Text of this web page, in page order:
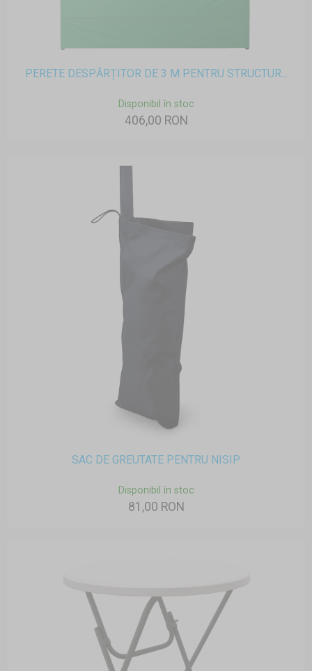
PERETE DESPĂRȚITOR DE 3 M PENTRU STRUCTUR...
Disponibil în stoc
406,00 RON
SAC DE GREUTATE PENTRU NISIP
Disponibil în stoc
81,00 RON